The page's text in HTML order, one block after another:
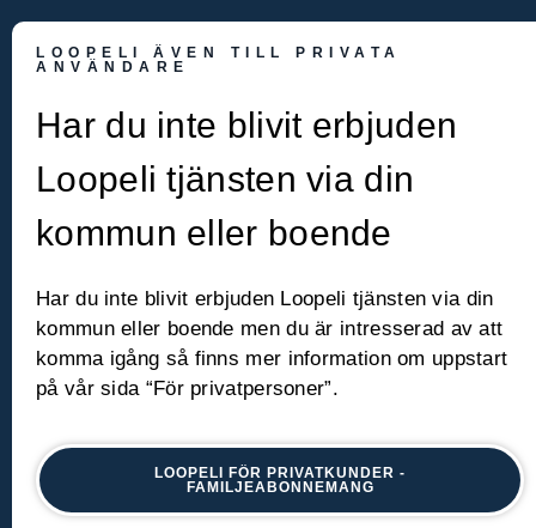
LOOPELI ÄVEN TILL PRIVATA
ANVÄNDARE
Har du inte blivit erbjuden
Loopeli tjänsten via din
kommun eller boende
Har du inte blivit erbjuden Loopeli tjänsten via din
kommun eller boende men du är intresserad av att
komma igång så finns mer information om uppstart
på vår sida “För privatpersoner”.
LOOPELI FÖR PRIVATKUNDER -
FAMILJEABONNEMANG